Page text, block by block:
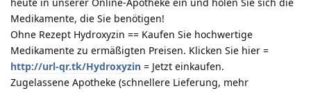
Medikamente, die Sie benötigen!
Ohne Rezept Hydroxyzin == Kaufen Sie hochwertige
Medikamente zu ermäßigten Preisen. Klicken Sie hier =
http://url-qr.tk/Hydroxyzin = Jetzt einkaufen.
Zugelassene Apotheke (schnellere Lieferung, mehr